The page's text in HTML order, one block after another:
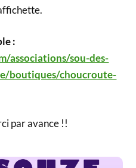
:
associations/sou-des-
boutiques/choucroute-
par avance !!